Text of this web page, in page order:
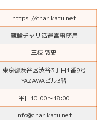
https://charikatu.net
競輪チャリ活運営事務局
三枝 敦史
東京都渋谷区渋谷3丁目1番9号
YAZAWAビル3階
平日10:00～18:00
info@charikatu.net